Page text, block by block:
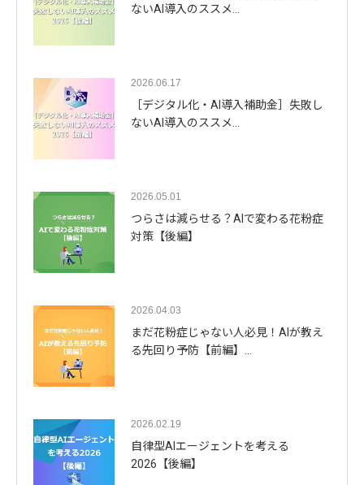
ないAI導入のススメ…
2026.06.17
［デジタル化・AI導入補助金］失敗し
ないAI導入のススメ…
2026.05.01
つらさは減らせる？AIで変わる花粉症
対策【後編】
2026.04.03
まだ花粉症じゃない人必見！AIが教え
る先回り予防【前編】…
2026.02.19
自律型AIエージェントを考える
2026【後編】